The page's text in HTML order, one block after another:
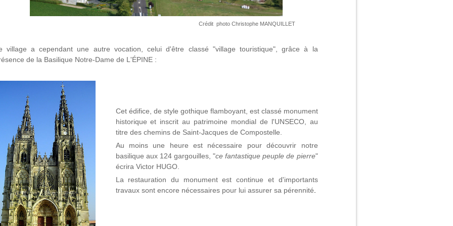
Crédit photo Christophe MANQUILLET
village a cependant une autre vocation, celui d'être classé "village touristique", grâce à la
de la Basilique Notre-Dame de L'ÉPINE :
Cet édifice, de style gothique flamboyant, est classé monument
historique et inscrit au patrimoine mondial de l'UNSECO, au
titre des chemins de Saint-Jacques de Compostelle.
Au moins une heure est nécessaire pour découvrir notre
basilique aux 124 gargouilles, "ce fantastique peuple de pierre"
écrira Victor HUGO.
La restauration du monument est continue et d'importants
travaux sont encore nécessaires pour lui assurer sa pérennité